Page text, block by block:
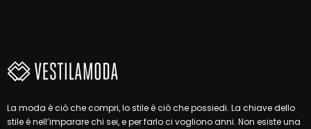
La moda è ciò che compri, lo stile è ciò che possiedi. La chiave dello
stile è nell’imparare chi sei, e per farlo ci vogliono anni. Non esiste una